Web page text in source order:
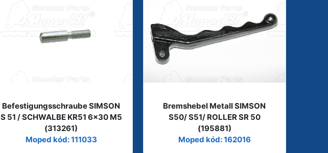
Befestigungsschraube SIMSON
S 51 / SCHWALBE KR51 6x30 M5
(313261)
Moped kód: 111033
Bremshebel Metall SIMSON
S50/ S51/ ROLLER SR 50
(195881)
Moped kód: 162016